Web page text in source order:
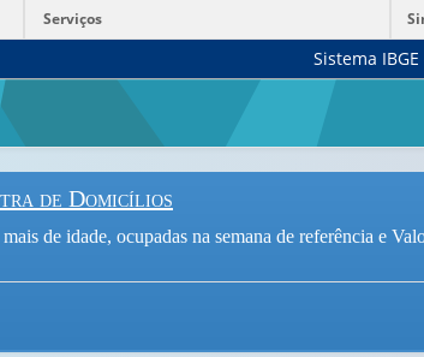
Serviços
Sistema
de Domicílios
de idade, ocupadas na semana de referência e